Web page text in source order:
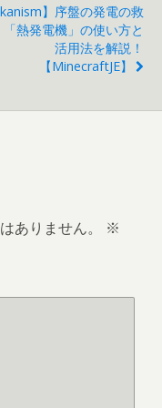
】序盤の発電の救
熱発電機」の使い方と
活用法を解説！
【MinecraftJE】
ありません。
※